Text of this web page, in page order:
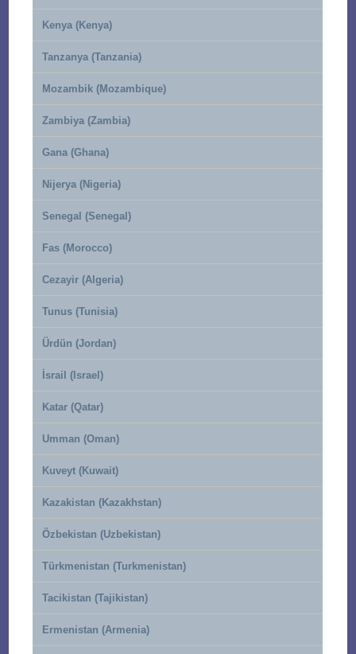
Kenya (Kenya)
Tanzanya (Tanzania)
Mozambik (Mozambique)
Zambiya (Zambia)
Gana (Ghana)
Nijerya (Nigeria)
Senegal (Senegal)
Fas (Morocco)
Cezayir (Algeria)
Tunus (Tunisia)
Ürdün (Jordan)
İsrail (Israel)
Katar (Qatar)
Umman (Oman)
Kuveyt (Kuwait)
Kazakistan (Kazakhstan)
Özbekistan (Uzbekistan)
Türkmenistan (Turkmenistan)
Tacikistan (Tajikistan)
Ermenistan (Armenia)